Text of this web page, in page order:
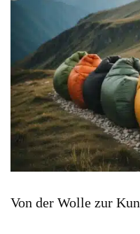
Von der Wolle zur